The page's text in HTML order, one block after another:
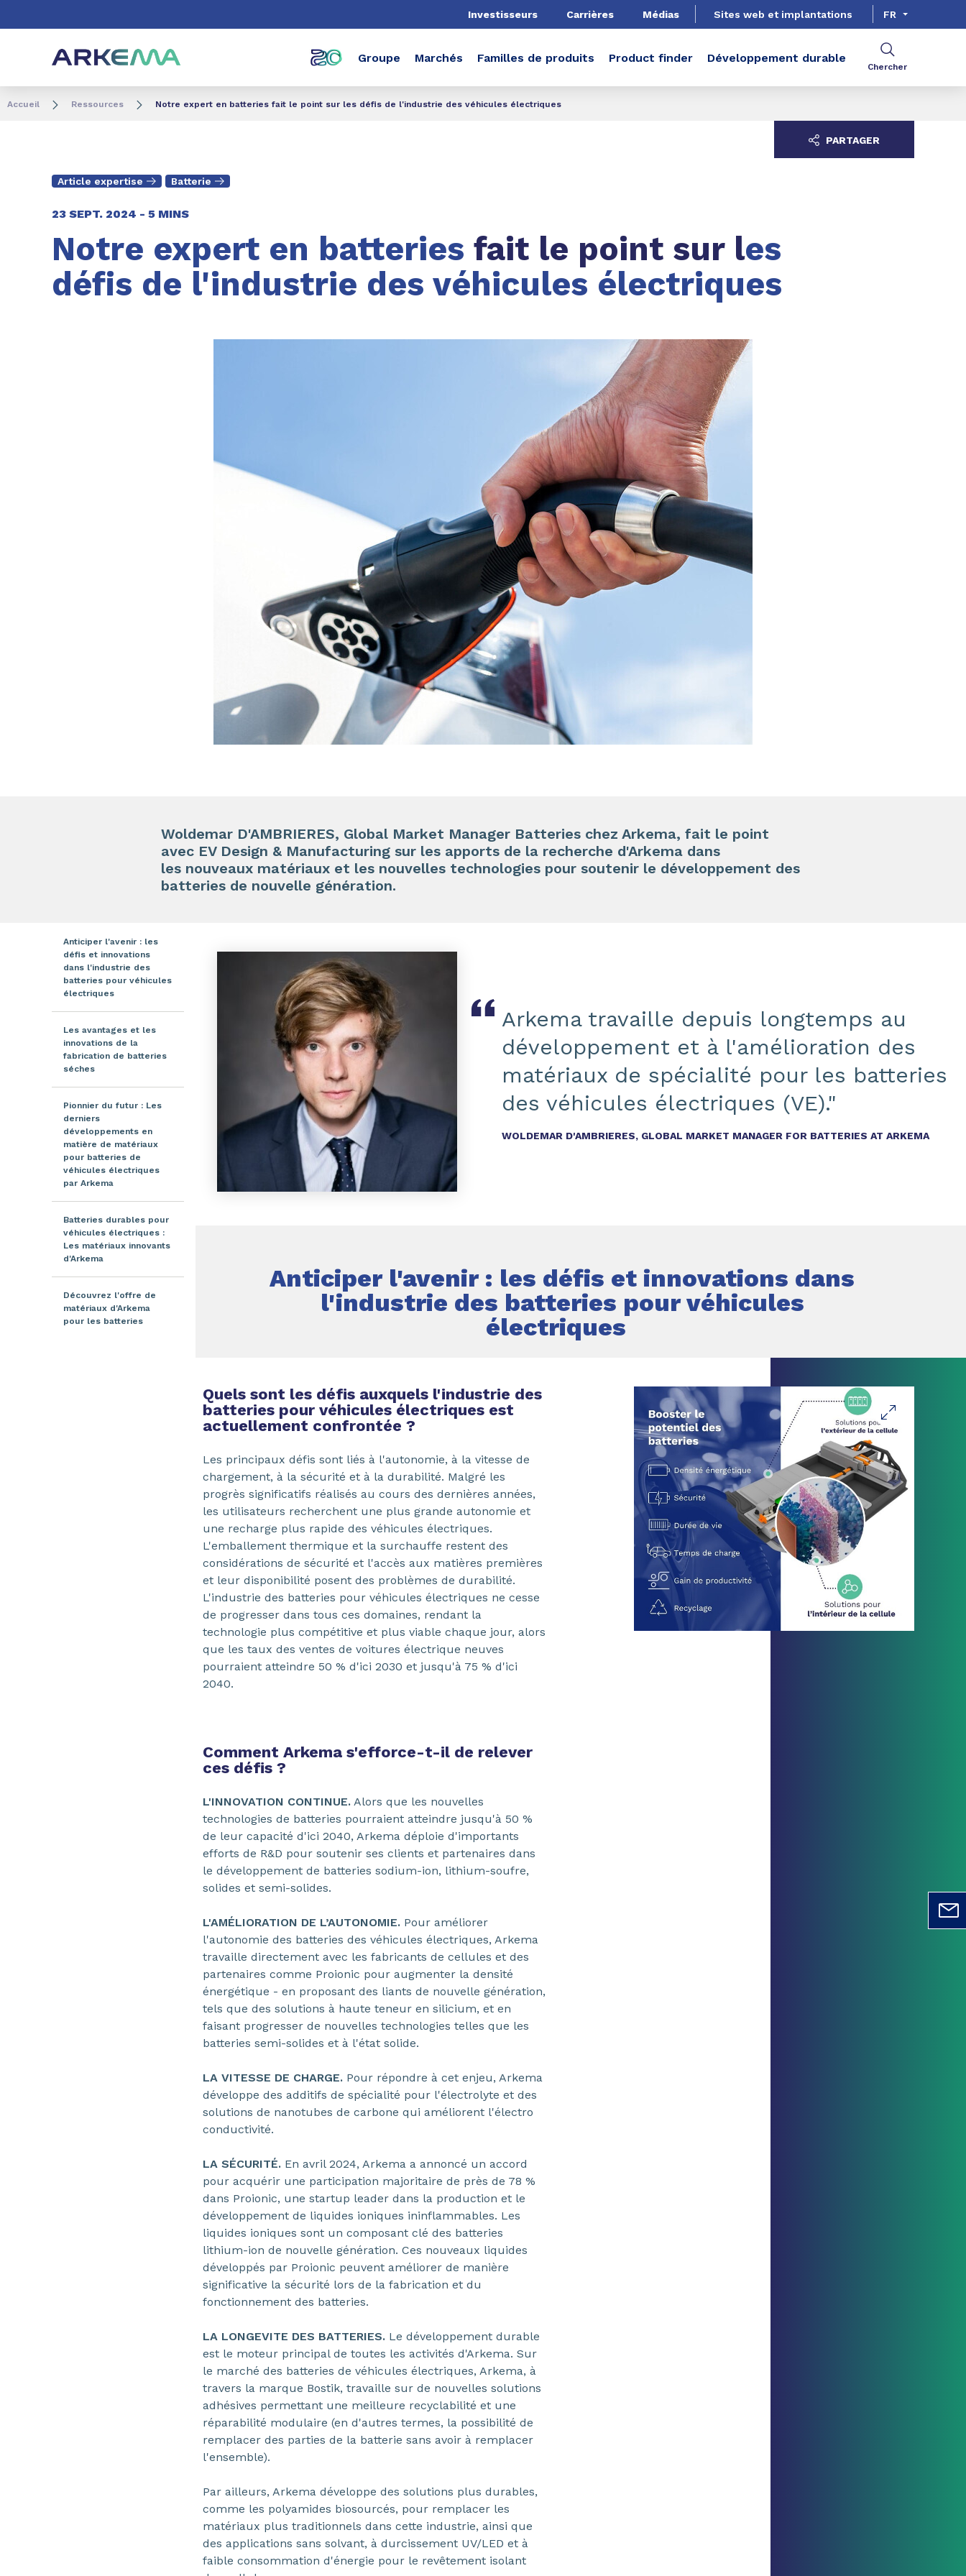
Investisseurs Carrières Médias Sites web et implantations FR
Groupe Marchés Familles de produits Product finder Développement durable
Chercher
Accueil Ressources Notre expert en batteries fait le point sur les défis de l'industrie des véhicules électriques
Article expertise Batterie
23 SEPT. 2024 - 5 MINS
Notre expert en batteries fait le point sur les
défis de l'industrie des véhicules électriques
PARTAGER
Woldemar D'AMBRIERES, Global Market Manager Batteries chez Arkema, fait le point
avec EV Design & Manufacturing sur les apports de la recherche d'Arkema dans
les nouveaux matériaux et les nouvelles technologies pour soutenir le développement des
batteries de nouvelle génération.
Anticiper l'avenir : les
défis et innovations
dans l'industrie des
batteries pour véhicules
électriques
Les avantages et les
innovations de la
fabrication de batteries
séches
Pionnier du futur : Les
derniers
développements en
matière de matériaux
pour batteries de
véhicules électriques
par Arkema
Batteries durables pour
véhicules électriques :
Les matériaux innovants
d'Arkema
Découvrez l'offre de
matériaux d'Arkema
pour les batteries
Arkema travaille depuis longtemps au
développement et à l'amélioration des
matériaux de spécialité pour les batteries
des véhicules électriques (VE)."
WOLDEMAR D'AMBRIERES, GLOBAL MARKET MANAGER FOR BATTERIES AT ARKEMA
Anticiper l'avenir : les défis et innovations dans
l'industrie des batteries pour véhicules
électriques
Quels sont les défis auxquels l'industrie des
batteries pour véhicules électriques est
actuellement confrontée ?
Les principaux défis sont liés à l'autonomie, à la vitesse de
chargement, à la sécurité et à la durabilité. Malgré les
progrès significatifs réalisés au cours des dernières années,
les utilisateurs recherchent une plus grande autonomie et
une recharge plus rapide des véhicules électriques.
L'emballement thermique et la surchauffe restent des
considérations de sécurité et l'accès aux matières premières
et leur disponibilité posent des problèmes de durabilité.
L'industrie des batteries pour véhicules électriques ne cesse
de progresser dans tous ces domaines, rendant la
technologie plus compétitive et plus viable chaque jour, alors
que les taux des ventes de voitures électrique neuves
pourraient atteindre 50 % d'ici 2030 et jusqu'à 75 % d'ici
2040.
Comment Arkema s'efforce-t-il de relever
ces défis ?
L'INNOVATION CONTINUE. Alors que les nouvelles
technologies de batteries pourraient atteindre jusqu'à 50 %
de leur capacité d'ici 2040, Arkema déploie d'importants
efforts de R&D pour soutenir ses clients et partenaires dans
le développement de batteries sodium-ion, lithium-soufre,
solides et semi-solides.
L'AMÉLIORATION DE L’AUTONOMIE. Pour améliorer
l'autonomie des batteries des véhicules électriques, Arkema
travaille directement avec les fabricants de cellules et des
partenaires comme Proionic pour augmenter la densité
énergétique - en proposant des liants de nouvelle génération,
tels que des solutions à haute teneur en silicium, et en
faisant progresser de nouvelles technologies telles que les
batteries semi-solides et à l'état solide.
LA VITESSE DE CHARGE. Pour répondre à cet enjeu, Arkema
développe des additifs de spécialité pour l'électrolyte et des
solutions de nanotubes de carbone qui améliorent l'électro
conductivité.
LA SÉCURITÉ. En avril 2024, Arkema a annoncé un accord
pour acquérir une participation majoritaire de près de 78 %
dans Proionic, une startup leader dans la production et le
développement de liquides ioniques ininflammables. Les
liquides ioniques sont un composant clé des batteries
lithium-ion de nouvelle génération. Ces nouveaux liquides
développés par Proionic peuvent améliorer de manière
significative la sécurité lors de la fabrication et du
fonctionnement des batteries.
LA LONGEVITE DES BATTERIES. Le développement durable
est le moteur principal de toutes les activités d'Arkema. Sur
le marché des batteries de véhicules électriques, Arkema, à
travers la marque Bostik, travaille sur de nouvelles solutions
adhésives permettant une meilleure recyclabilité et une
réparabilité modulaire (en d'autres termes, la possibilité de
remplacer des parties de la batterie sans avoir à remplacer
l'ensemble).
Par ailleurs, Arkema développe des solutions plus durables,
comme les polyamides biosourcés, pour remplacer les
matériaux plus traditionnels dans cette industrie, ainsi que
des applications sans solvant, à durcissement UV/LED et à
faible consommation d'énergie pour le revêtement isolant